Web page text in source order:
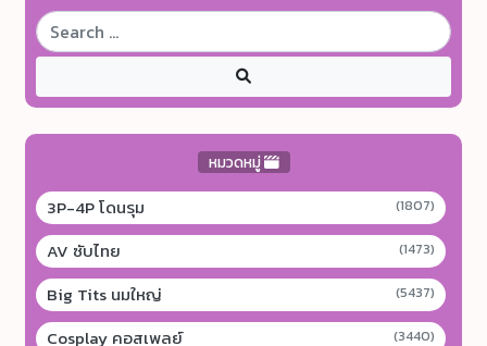
หมวดหมู่
3P-4P โดนรุม (1807)
AV ซับไทย (1473)
Big Tits นมใหญ่ (5437)
Cosplay คอสเพลย์ (3440)